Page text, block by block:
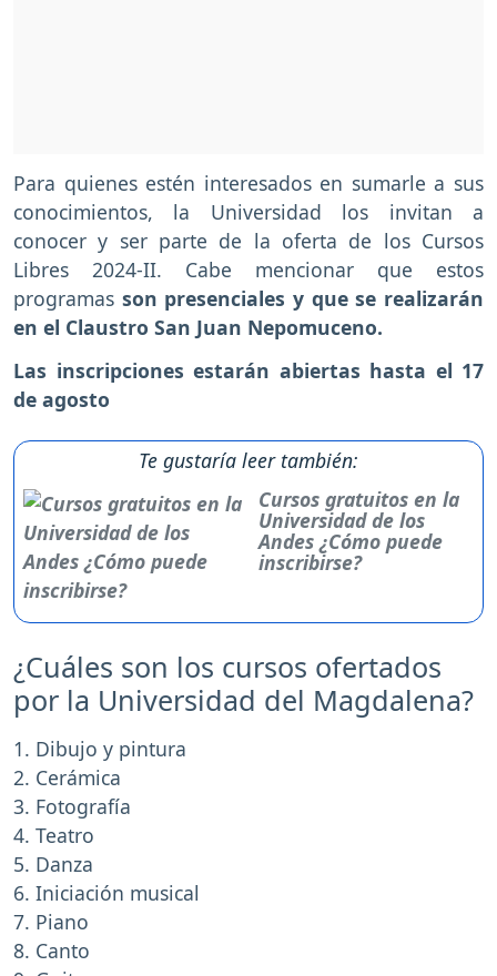
Para quienes estén interesados en sumarle a sus
conocimientos, la Universidad los invitan a
conocer y ser parte de la oferta de los Cursos
Libres 2024-II. Cabe mencionar que estos
programas son presenciales y que se realizarán
en el Claustro San Juan Nepomuceno.
Las inscripciones estarán abiertas hasta el 17
de agosto
Te gustaría leer también:
Cursos gratuitos en la
Universidad de los
Andes ¿Cómo puede
inscribirse?
¿Cuáles son los cursos ofertados
por la Universidad del Magdalena?
1. Dibujo y pintura
2. Cerámica
3. Fotografía
4. Teatro
5. Danza
6. Iniciación musical
7. Piano
8. Canto